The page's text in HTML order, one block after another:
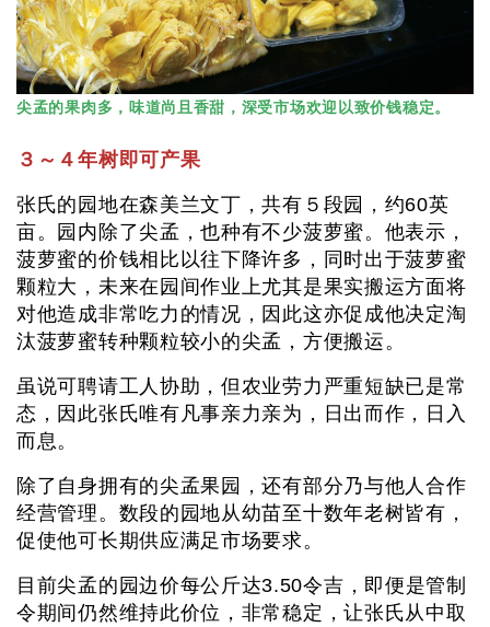
尖孟的果肉多，味道尚且香甜，深受市场欢迎以致价钱稳定。
３～４年树即可产果
张氏的园地在森美兰文丁，共有５段园，约60英
亩。园内除了尖孟，也种有不少菠萝蜜。他表示，
菠萝蜜的价钱相比以往下降许多，同时出于菠萝蜜
颗粒大，未来在园间作业上尤其是果实搬运方面将
对他造成非常吃力的情况，因此这亦促成他决定淘
汰菠萝蜜转种颗粒较小的尖孟，方便搬运。
虽说可聘请工人协助，但农业劳力严重短缺已是常
态，因此张氏唯有凡事亲力亲为，日出而作，日入
而息。
除了自身拥有的尖孟果园，还有部分乃与他人合作
经营管理。数段的园地从幼苗至十数年老树皆有，
促使他可长期供应满足市场要求。
目前尖孟的园边价每公斤达3.50令吉，即便是管制
令期间仍然维持此价位，非常稳定，让张氏从中取